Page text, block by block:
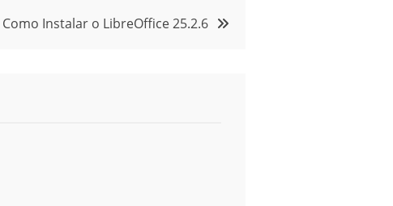
Como Instalar o LibreOffice 25.2.6